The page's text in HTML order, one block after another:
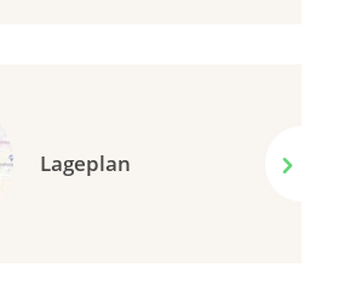
Lageplan